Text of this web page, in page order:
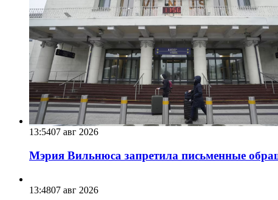
13:5407 авг 2026
Мэрия Вильнюса запретила письменные
13:4807 авг 2026